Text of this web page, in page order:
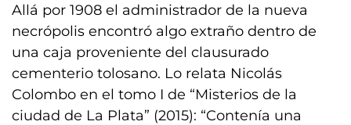
Allá por 1908 el administrador de la nueva
necrópolis encontró algo extraño dentro de
una caja proveniente del clausurado
cementerio tolosano. Lo relata Nicolás
Colombo en el tomo I de “Misterios de la
ciudad de La Plata” (2015): “Contenía una